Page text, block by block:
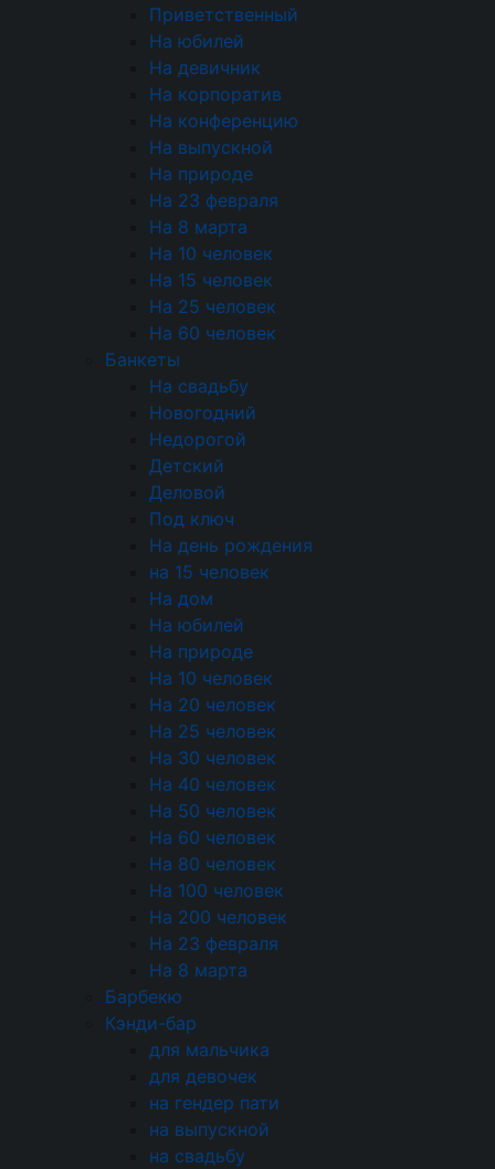
Приветственный
На юбилей
На девичник
На корпоратив
На конференцию
На выпускной
На природе
На 23 февраля
На 8 марта
На 10 человек
На 15 человек
На 25 человек
На 60 человек
Банкеты
На свадьбу
Новогодний
Недорогой
Детский
Деловой
Под ключ
На день рождения
на 15 человек
На дом
На юбилей
На природе
На 10 человек
На 20 человек
На 25 человек
На 30 человек
На 40 человек
На 50 человек
На 60 человек
На 80 человек
На 100 человек
На 200 человек
На 23 февраля
На 8 марта
Барбекю
Кэнди-бар
для мальчика
для девочек
на гендер пати
на выпускной
на свадьбу
Процесс заказа и
калькуляция стоимости
кейтеринга
Процесс заказа начинается с консультации, где
мы уточняем все детали вашего мероприятия:
формат, количество гостей, локацию и ваши
пожелания. Это основа для создания точного
плана. Мы предлагаем различные форматы,
включая банкет, фуршет, кофе-брейк или
барбекю на природе.
Расчет стоимости формируется прозрачно и
строится на ключевых компонентах: Меню и
продукты: Стоимость зависит от сложности
выбранных блюд и продуктов. Мы работаем
напрямую с проверенными поставщиками, что
гарантирует качество. Формат и персонал:
Влияет тип мероприятия и необходимое
количество официантов, поваров и
координатора. Оборудование и логистика:
Включает аренду посуды, мебели,
специального оборудования и транспортные
Финансовая часть становится ясной на этапе
формирования детальной сметы. Мы
последовательно разбираем каждую статью,
чтобы у вас было четкое понимание бюджета.
После согласования всех деталей заключается
договор, и менеджеры компании готовят
итоговый расчет.
Эксклюзивные выгоды
от выбора нашего
кейтеринга в Одинцово
Главная выгода — это наша глубокая
экспертиза в организации мероприятий
именно в Одинцовском районе. Мы понимаем
логистику и особенности местных площадок,
что позволяет нам работать с любыми
локациями — от загородных резиденций и